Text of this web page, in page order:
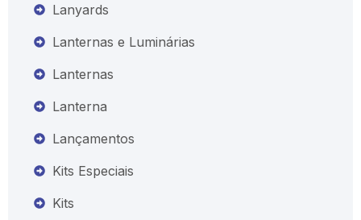
Lanyards
Lanternas e Luminárias
Lanternas
Lanterna
Lançamentos
Kits Especiais
Kits